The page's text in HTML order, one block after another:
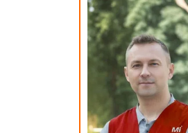
Ремонт